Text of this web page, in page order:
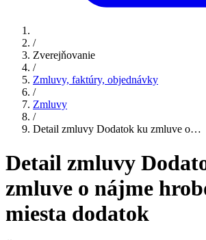
/
Zverejňovanie
/
Zmluvy, faktúry, objednávky
/
Zmluvy
/
Detail zmluvy Dodatok ku zmluve o…
Detail zmluvy
zmluve o nájme
miesta dodatok